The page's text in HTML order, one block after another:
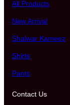
All Products
New Arrival
Shalwar Kameez
Shirts
Pants
Contact Us